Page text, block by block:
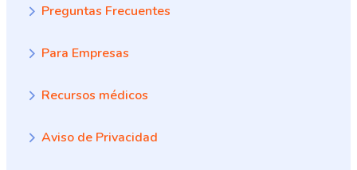
Preguntas Frecuentes
Para Empresas
Recursos médicos
Aviso de Privacidad